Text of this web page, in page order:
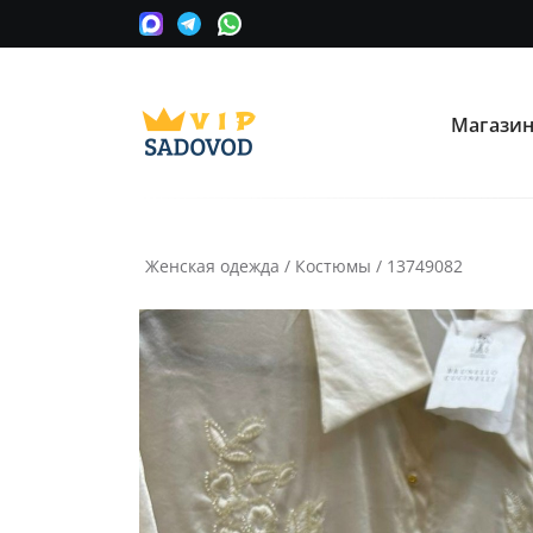
О нас
Информация
Условия покупки
Как сделать заказ
Рассчитать доставку
Доставка и возврат
Магазин
Женская одежда / Костюмы / 13749082